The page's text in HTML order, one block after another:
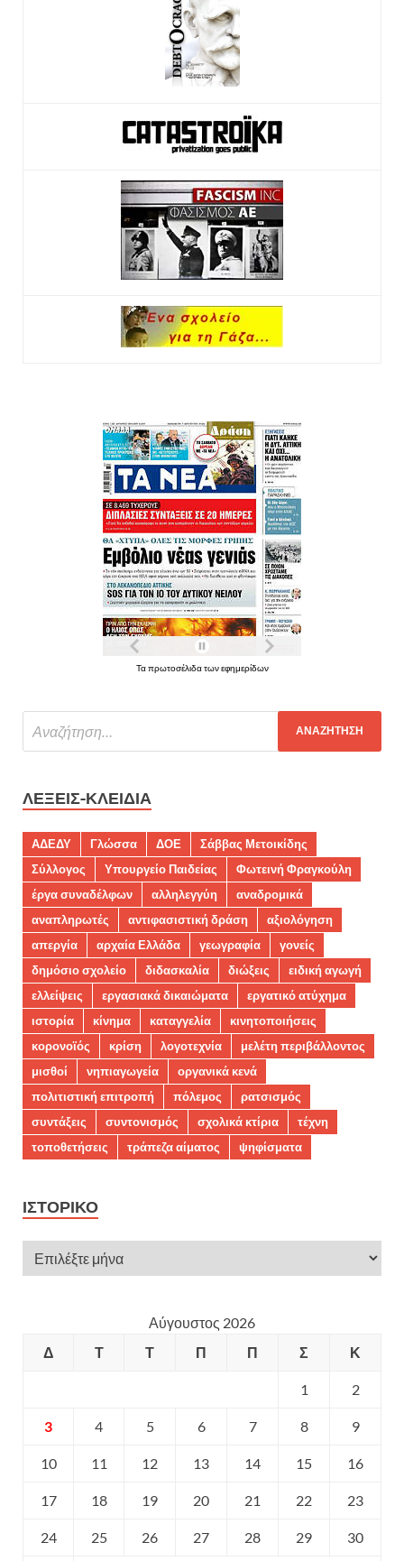
Τα πρωτοσέλιδα των εφημερίδων
ΛΈΞΕΙΣ-ΚΛΕΙΔΙΆ
ΑΔΕΔΥ Γλώσσα ΔΟΕ
Σάββας Μετοικίδης
Σύλλογος
Υπουργείο Παιδείας
Φωτεινή Φραγκούλη
έργα συναδέλφων
αλληλεγγύη
αναδρομικά
αναπληρωτές
αντιφασιστική δράση
αξιολόγηση
απεργία
αρχαία Ελλάδα γεωγραφία
γονείς
δημόσιο σχολείο
διδασκαλία διώξεις
ειδική αγωγή
ελλείψεις
εργασιακά δικαιώματα
εργατικό ατύχημα
ιστορία
κίνημα καταγγελία
κινητοποιήσεις
κορονοϊός
κρίση λογοτεχνία
μελέτη περιβάλλοντος
μισθοί
νηπιαγωγεία
οργανικά κενά
πολιτιστική επιτροπή
πόλεμος
ρατσισμός
συντάξεις
συντονισμός σχολικά κτίρια
τέχνη
τοποθετήσεις
τράπεζα αίματος ψηφίσματα
ΙΣΤΟΡΙΚΌ
Αύγουστος 2026
Δ
Τ Τ Π Π Σ Κ
1 2
3 4 5 6 7 8 9
10 11 12 13 14 15 16
17 18 19 20 21 22 23
24 25 26 27 28 29 30